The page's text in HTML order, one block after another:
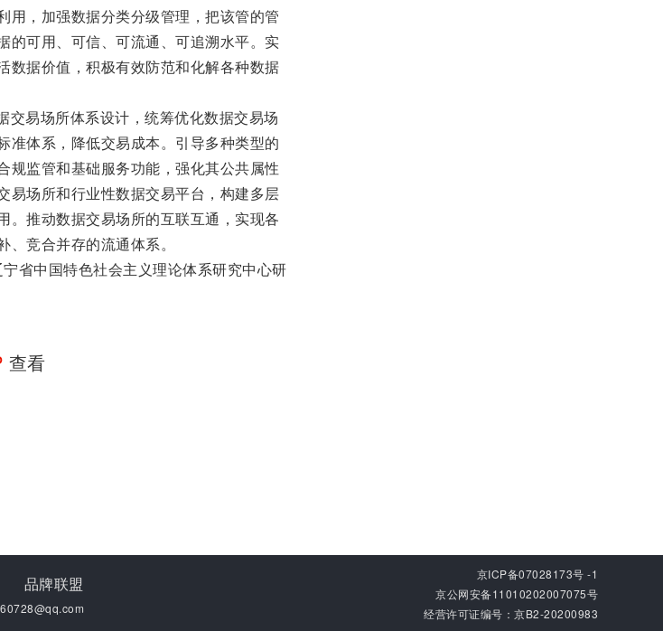
用，加强数据分类分级管理，把该管的管
的可用、可信、可流通、可追溯水平。实
数据价值，积极有效防范和化解各种数据
交易场所体系设计，统筹优化数据交易场
准体系，降低交易成本。引导多种类型的
规监管和基础服务功能，强化其公共属性
易场所和行业性数据交易平台，构建多层
。推动数据交易场所的互联互通，实现各
竞合并存的流通体系。
省中国特色社会主义理论体系研究中心研
查看
品牌联盟
京ICP备07028173号 -1
京公网安备11010202007075号
经营许可证编号：京B2-20200983